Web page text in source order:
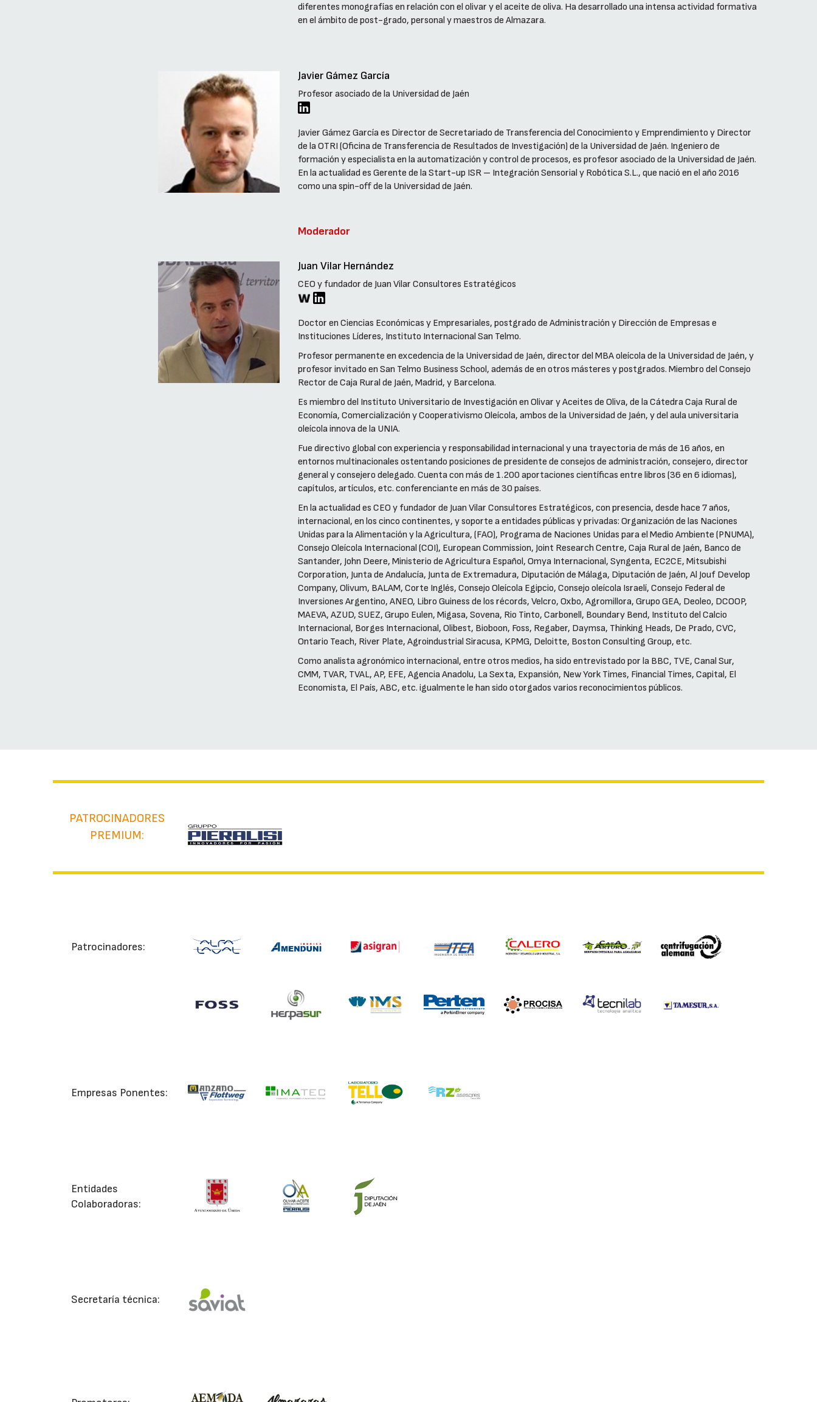
diferentes monografías en relación con el olivar y el aceite de oliva. Ha desarrollado una intensa actividad formativa
en el ámbito de post-grado, personal y maestros de Almazara.
Javier Gámez García
Profesor asociado de la Universidad de Jaén
Javier Gámez García es Director de Secretariado de Transferencia del Conocimiento y Emprendimiento y Director
de la OTRI (Oficina de Transferencia de Resultados de Investigación) de la Universidad de Jaén. Ingeniero de
formación y especialista en la automatización y control de procesos, es profesor asociado de la Universidad de Jaén.
En la actualidad es Gerente de la Start-up ISR – Integración Sensorial y Robótica S.L., que nació en el año 2016
como una spin-off de la Universidad de Jaén.
Moderador
Juan Vilar Hernández
CEO y fundador de Juan Vilar Consultores Estratégicos
Doctor en Ciencias Económicas y Empresariales, postgrado de Administración y Dirección de Empresas e
Instituciones Líderes, Instituto Internacional San Telmo.
Profesor permanente en excedencia de la Universidad de Jaén, director del MBA oleícola de la Universidad de Jaén, y
profesor invitado en San Telmo Business School, además de en otros másteres y postgrados. Miembro del Consejo
Rector de Caja Rural de Jaén, Madrid, y Barcelona.
Es miembro del Instituto Universitario de Investigación en Olivar y Aceites de Oliva, de la Cátedra Caja Rural de
Economía, Comercialización y Cooperativismo Oleícola, ambos de la Universidad de Jaén, y del aula universitaria
oleícola innova de la UNIA.
Fue directivo global con experiencia y responsabilidad internacional y una trayectoria de más de 16 años, en
entornos multinacionales ostentando posiciones de presidente de consejos de administración, consejero, director
general y consejero delegado. Cuenta con más de 1.200 aportaciones científicas entre libros (36 en 6 idiomas),
capítulos, artículos, etc. conferenciante en más de 30 países.
En la actualidad es CEO y fundador de Juan Vilar Consultores Estratégicos, con presencia, desde hace 7 años,
internacional, en los cinco continentes, y soporte a entidades públicas y privadas: Organización de las Naciones
Unidas para la Alimentación y la Agricultura, (FAO), Programa de Naciones Unidas para el Medio Ambiente (PNUMA),
Consejo Oleícola Internacional (COI), European Commission, Joint Research Centre, Caja Rural de Jaén, Banco de
Santander, John Deere, Ministerio de Agricultura Español, Omya Internacional, Syngenta, EC2CE, Mitsubishi
Corporation, Junta de Andalucía, Junta de Extremadura, Diputación de Málaga, Diputación de Jaén, Al Jouf Develop
Company, Olivum, BALAM, Corte Inglés, Consejo Oleícola Egipcio, Consejo oleícola Israelí, Consejo Federal de
Inversiones Argentino, ANEO, Libro Guiness de los récords, Velcro, Oxbo, Agromillora, Grupo GEA, Deoleo, DCOOP,
MAEVA, AZUD, SUEZ, Grupo Eulen, Migasa, Sovena, Rio Tinto, Carbonell, Boundary Bend, Instituto del Calcio
Internacional, Borges Internacional, Olibest, Bioboon, Foss, Regaber, Daymsa, Thinking Heads, De Prado, CVC,
Ontario Teach, River Plate, Agroindustrial Siracusa, KPMG, Deloitte, Boston Consulting Group, etc.
Como analista agronómico internacional, entre otros medios, ha sido entrevistado por la BBC, TVE, Canal Sur,
CMM, TVAR, TVAL, AP, EFE, Agencia Anadolu, La Sexta, Expansión, New York Times, Financial Times, Capital, El
Economista, El País, ABC, etc. igualmente le han sido otorgados varios reconocimientos públicos.
PATROCINADORES
PREMIUM:
Patrocinadores:
Empresas Ponentes:
Entidades
Colaboradoras:
Secretaría técnica: